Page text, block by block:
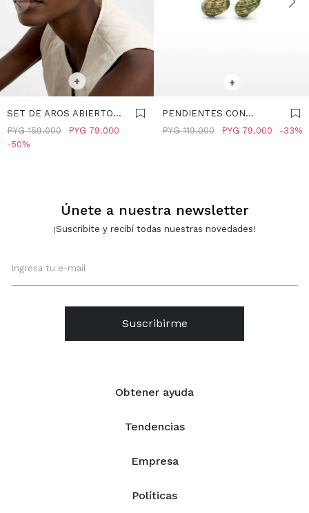
SELECCIONAR TALLE
+
SET DE AROS ABIERTOS -
DORADO
PYG 79.000
PYG 159.000
50
+
PENDIENTES CON
CONCHAS - VERDE
PYG 79.000
PYG 119.000 33
Obtener ayuda
Tendencias
Empresa
Políticas
Únete a nuestra newsletter
¡Suscribite y recibí todas nuestras novedades!
Suscribirme